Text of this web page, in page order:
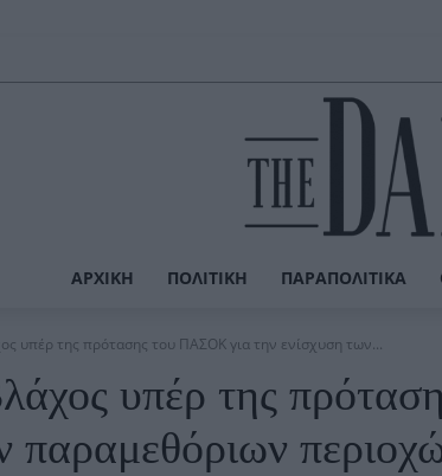
ΑΡΧΙΚΉ ΠΟΛΙΤΙΚΉ ΠΑΡΑΠΟΛΙΤΙΚΆ
υπέρ της πρότασης του ΠΑΣΟΚ για την ενίσχυση των...
υπέρ της
παραμεθόριων